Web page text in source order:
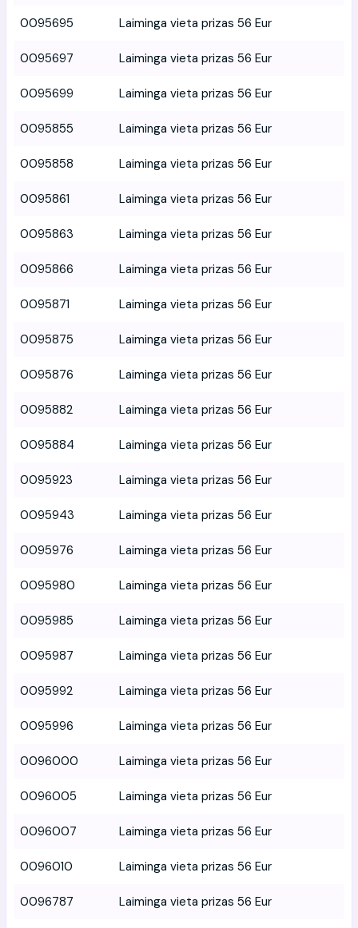
0095695 Laiminga vieta prizas 56 Eur
0095697 Laiminga vieta prizas 56 Eur
0095699 Laiminga vieta prizas 56 Eur
0095855 Laiminga vieta prizas 56 Eur
0095858 Laiminga vieta prizas 56 Eur
0095861 Laiminga vieta prizas 56 Eur
0095863 Laiminga vieta prizas 56 Eur
0095866 Laiminga vieta prizas 56 Eur
0095871 Laiminga vieta prizas 56 Eur
0095875 Laiminga vieta prizas 56 Eur
0095876 Laiminga vieta prizas 56 Eur
0095882 Laiminga vieta prizas 56 Eur
0095884 Laiminga vieta prizas 56 Eur
0095923 Laiminga vieta prizas 56 Eur
0095943 Laiminga vieta prizas 56 Eur
0095976 Laiminga vieta prizas 56 Eur
0095980 Laiminga vieta prizas 56 Eur
0095985 Laiminga vieta prizas 56 Eur
0095987 Laiminga vieta prizas 56 Eur
0095992 Laiminga vieta prizas 56 Eur
0095996 Laiminga vieta prizas 56 Eur
0096000 Laiminga vieta prizas 56 Eur
0096005 Laiminga vieta prizas 56 Eur
0096007 Laiminga vieta prizas 56 Eur
0096010 Laiminga vieta prizas 56 Eur
0096787 Laiminga vieta prizas 56 Eur